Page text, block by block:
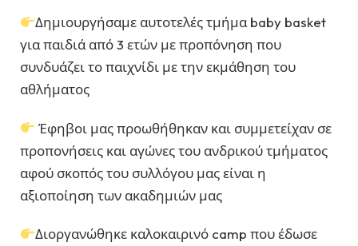
Δημιουργήσαμε αυτοτελές τμήμα baby basket
για παιδιά από 3 ετών με προπόνηση που
συνδυάζει το παιχνίδι με την εκμάθηση του
αθλήματος
Έφηβοι μας προωθήθηκαν και συμμετείχαν σε
προπονήσεις και αγώνες του ανδρικού τμήματος
αφού σκοπός του συλλόγου μας είναι η
αξιοποίηση των ακαδημιών μας
Διοργανώθηκε καλοκαιρινό camp που έδωσε